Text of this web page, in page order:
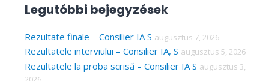
c
h
f
Legutóbbi bejegyzések
Rezultate finale – Consilier IA S augusztus 7, 2026
Rezultatele interviului – Consilier IA, S augusztus 5, 2026
Rezultatele la proba scrisă – Consilier IA S augusztus 3,